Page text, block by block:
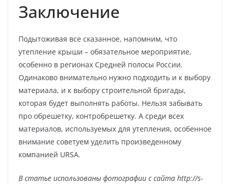
Заключение
Подытоживая все сказанное, напомним, что
утепление крыши – обязательное мероприятие,
особенно в регионах Средней полосы России.
Одинаково внимательно нужно подходить и к выбору
материала, и к выбору строительной бригады,
которая будет выполнять работы. Нельзя забывать
про обрешетку, контробрешетку. А среди всех
материалов, используемых для утепления, особенное
внимание советуем уделить произведенному
компанией URSA.
В статье использованы фотографии с сайта http://s-